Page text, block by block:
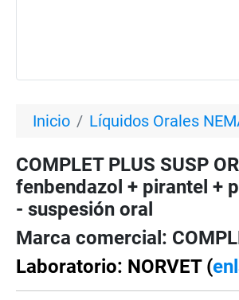
Inicio Líquidos Orales
COMPLET PLUS SUSP
fenbendazol + pirantel +
- suspesión oral
Marca comercial:
Laboratorio: NORVET (